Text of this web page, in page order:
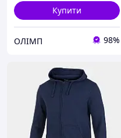
Купити
ОЛІМП 98%